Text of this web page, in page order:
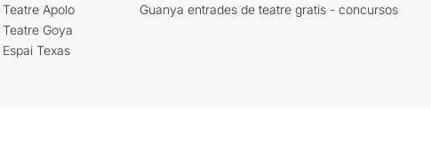
Apolo
Goya
Texas
Guanya entrades de teatre gratis - concursos